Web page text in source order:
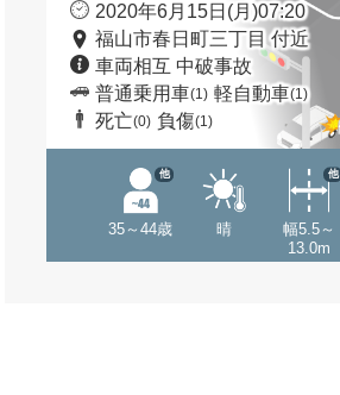
2020年6月15日(月)07:20
福山市春日町三丁目 付近
車両相互 中破事故
普通乗用車(1) 軽自動車(1)
死亡(0) 負傷(1)
35～44歳
他
晴
幅5.5～
13.0m
他